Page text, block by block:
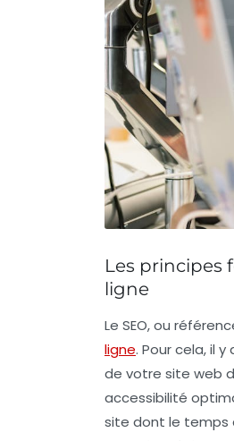
Les principes
ligne
Le SEO, ou
ligne. Pour cela, il
de votre site web
accessibilité
site dont le temps